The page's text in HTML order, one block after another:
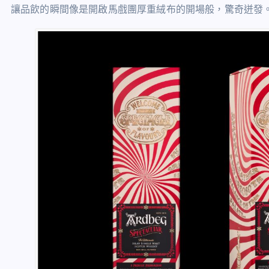
讓品飲的瞬間像是開啟馬戲團厚重絨布的開場般，驚奇迸發